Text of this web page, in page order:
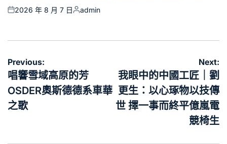
Posted
2026 年 8 月 7 日
Posted
admin
文
章
導
覽
Previous:
唱響雪域高原的芳
OSDER奧斯德德系車華
之歌
Next:
我眼中的中國工匠｜劉
更生：以心琢物以技傳
世 擇一事而終平億嵐電
競椅生